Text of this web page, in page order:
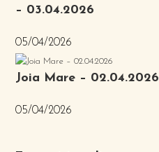
– 03.04.2026
05/04/2026
Joia Mare – 02.04.2026
05/04/2026